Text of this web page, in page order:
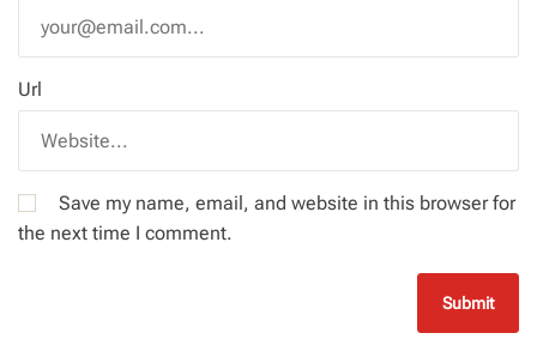
Url
Save my name, email, and website in this browser for
the next time I comment.